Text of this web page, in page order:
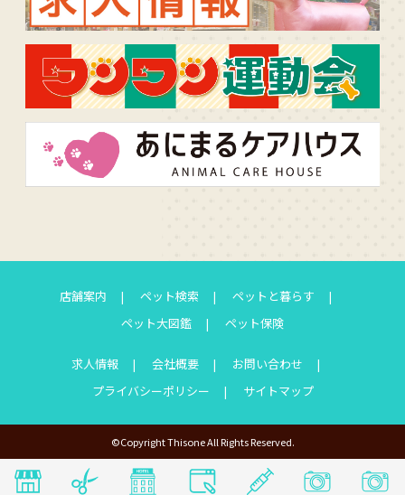
店舗案内 ペット検索
ペットと暮らす
ペット大図鑑
ペット保険
求人情報 会社概要
お問い合わせ
プライバシーポリシー
サイトマップ
©Copyright Thisone All Rights Reserved.